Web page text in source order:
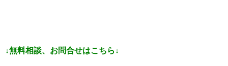
↓無料相談、お問合せはこちら↓